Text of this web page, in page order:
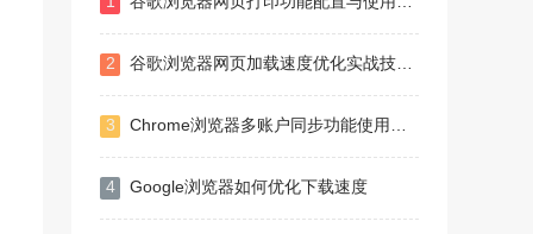
2 谷歌浏览器网页加载速度优化实战技巧大全
3 Chrome浏览器多账户同步功能使用教程
4 Google浏览器如何优化下载速度